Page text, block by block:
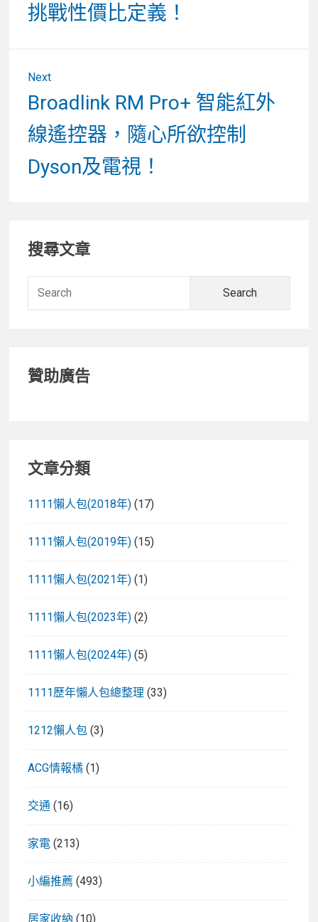
挑戰性價比定義！
Next
Next
post:
Broadlink RM Pro+ 智能紅外
線遙控器，隨心所欲控制
Dyson及電視！
Primary
Sidebar
搜尋文章
贊助廣告
文章分類
1111懶人包(2018年) (17)
1111懶人包(2019年) (15)
1111懶人包(2021年) (1)
1111懶人包(2023年) (2)
1111懶人包(2024年) (5)
1111歷年懶人包總整理 (33)
1212懶人包 (3)
ACG情報橘 (1)
交通 (16)
家電 (213)
小編推薦 (493)
居家收納 (10)